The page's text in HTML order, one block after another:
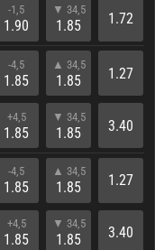
-1,5
1.90
▼ 34,5
1.85 1.72
-4,5
1.85
+4,5
1.85
▲ 34,5
1.85
▼ 34,5
1.85
1.27
3.40
-4,5
1.85
+4,5
1.85
▲ 34,5
1.85
▼ 34,5
1.85
1.27
3.40